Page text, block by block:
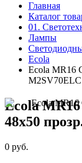
Главная
Каталог
01.
Лампы
Ecola
Ecola MR16
M2SV70ELC
Ecola
48x50
0 руб.